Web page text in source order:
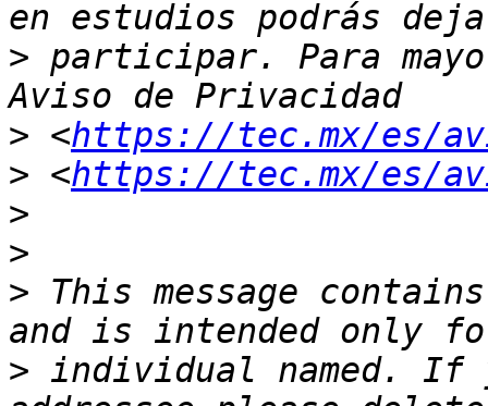
> participar. Para
> <https://tec.mx/es/
> <https://tec.mx/es/
>
>
> This message
> individual named. If